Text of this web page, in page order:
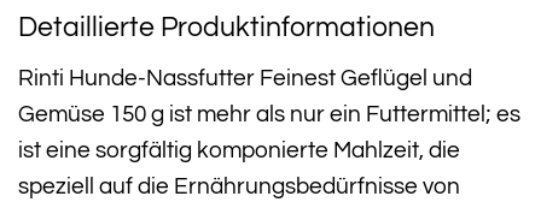
Detaillierte Produktinformationen
Rinti Hunde-Nassfutter Feinest Geflügel und
Gemüse 150 g ist mehr als nur ein Futtermittel; es
ist eine sorgfältig komponierte Mahlzeit, die
speziell auf die Ernährungsbedürfnisse von